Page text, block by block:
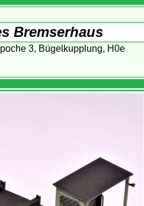
Bremserhaus
3, Bügelkupplung, H0e